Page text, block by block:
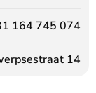
164 745 074
14